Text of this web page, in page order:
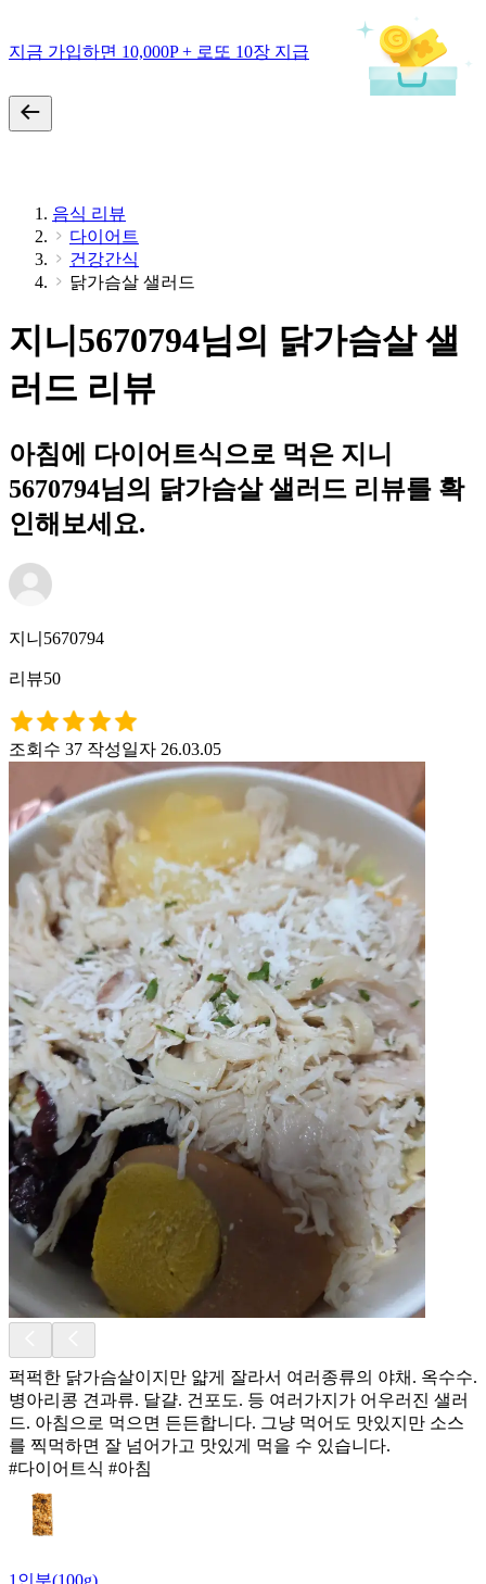
지금 가입하면 10,000P + 로또 10장 지급
음식 리뷰
다이어트
건강간식
닭가슴살 샐러드
지니5670794님의 닭가슴살 샐
러드 리뷰
아침에 다이어트식으로 먹은 지니
5670794님의 닭가슴살 샐러드 리뷰를 확
인해보세요.
지니5670794
리뷰50
조회수 37 작성일자 26.03.05
퍽퍽한 닭가슴살이지만 얇게 잘라서 여러종류의 야채. 옥수수.
병아리콩 견과류. 달걀. 건포도. 등 여러가지가 어우러진 샐러
드. 아침으로 먹으면 든든합니다. 그냥 먹어도 맛있지만 소스
를 찍먹하면 잘 넘어가고 맛있게 먹을 수 있습니다.
#다이어트식 #아침
1인분(100g)